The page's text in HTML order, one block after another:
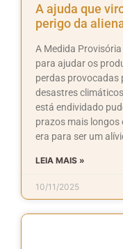
A ajuda que
perigo da
A Medida
para ajudar os
perdas provocadas
desastres
está endividado
prazos mais longos
era para ser um
LEIA MAIS »
10/11/2025